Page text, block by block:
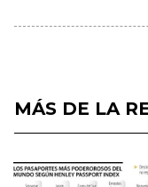
MÁS DE LA